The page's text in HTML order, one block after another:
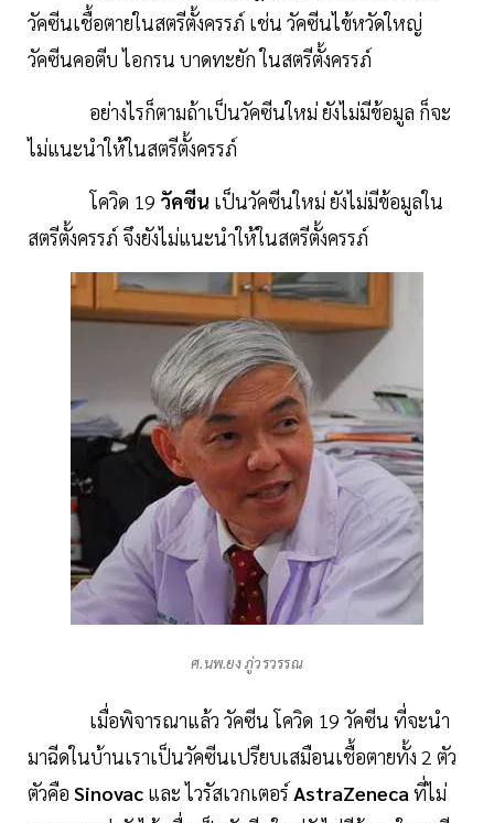
วัคซีนเชื้อตายในสตรีตั้งครรภ์ เช่น วัคซีนไข้หวัดใหญ่
วัคซีนคอตีบ ไอกรน บาดทะยัก ในสตรีตั้งครรภ์
อย่างไรก็ตามถ้าเป็นวัคซีนใหม่ ยังไม่มีข้อมูล ก็จะ
ไม่แนะนำให้ในสตรีตั้งครรภ์
โควิด 19 วัคซีน เป็นวัคซีนใหม่ ยังไม่มีข้อมูลใน
สตรีตั้งครรภ์ จึงยังไม่แนะนำให้ในสตรีตั้งครรภ์
ศ.นพ.ยง ภู่วรวรรณ
เมื่อพิจารณาแล้ว วัคซีน โควิด 19 วัคซีน ที่จะนำ
มาฉีดในบ้านเราเป็นวัคซีนเปรียบเสมือนเชื้อตายทั้ง 2 ตัว
ตัวคือ Sinovac และ ไวรัสเวกเตอร์AstraZeneca ที่ไม่